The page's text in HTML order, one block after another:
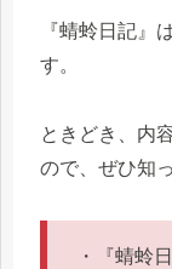
『蜻蛉日記』
す。
ときどき、内
ので、ぜひ知
・『蜻蛉